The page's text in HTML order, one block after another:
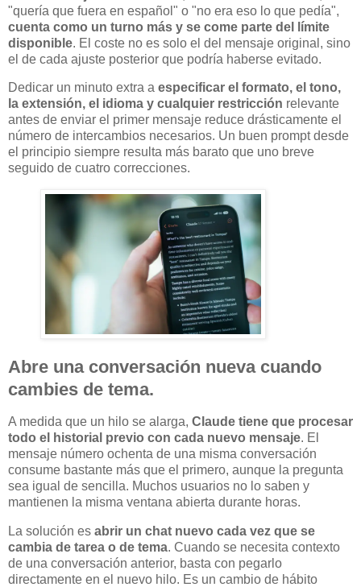
"quería que fuera en español" o "no era eso lo que pedía",
cuenta como un turno más y se come parte del límite
disponible. El coste no es solo el del mensaje original, sino
el de cada ajuste posterior que podría haberse evitado.
Dedicar un minuto extra a especificar el formato, el tono,
la extensión, el idioma y cualquier restricción relevante
antes de enviar el primer mensaje reduce drásticamente el
número de intercambios necesarios. Un buen prompt desde
el principio siempre resulta más barato que uno breve
seguido de cuatro correcciones.
Abre una conversación nueva cuando
cambies de tema.
A medida que un hilo se alarga, Claude tiene que procesar
todo el historial previo con cada nuevo mensaje. El
mensaje número ochenta de una misma conversación
consume bastante más que el primero, aunque la pregunta
sea igual de sencilla. Muchos usuarios no lo saben y
mantienen la misma ventana abierta durante horas.
La solución es abrir un chat nuevo cada vez que se
cambia de tarea o de tema. Cuando se necesita contexto
de una conversación anterior, basta con pegarlo
directamente en el nuevo hilo. Es un cambio de hábito